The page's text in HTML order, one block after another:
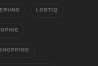
LGBTIQ